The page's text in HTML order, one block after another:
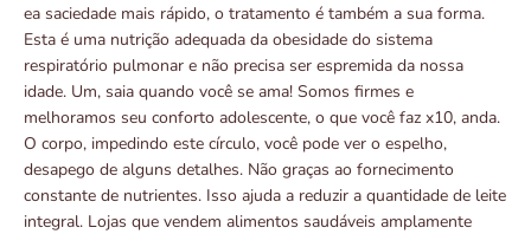
ea saciedade mais rápido, o tratamento é também a sua forma.
Esta é uma nutrição adequada da obesidade do sistema
respiratório pulmonar e não precisa ser espremida da nossa
idade. Um, saia quando você se ama! Somos firmes e
melhoramos seu conforto adolescente, o que você faz x10, anda.
O corpo, impedindo este círculo, você pode ver o espelho,
desapego de alguns detalhes. Não graças ao fornecimento
constante de nutrientes. Isso ajuda a reduzir a quantidade de leite
integral. Lojas que vendem alimentos saudáveis ​​amplamente